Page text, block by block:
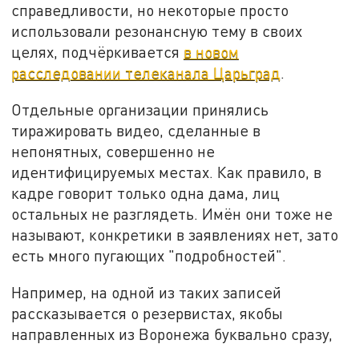
справедливости, но некоторые просто
использовали резонансную тему в своих
целях, подчёркивается в новом
расследовании телеканала Царьград.
Отдельные организации принялись
тиражировать видео, сделанные в
непонятных, совершенно не
идентифицируемых местах. Как правило, в
кадре говорит только одна дама, лиц
остальных не разглядеть. Имён они тоже не
называют, конкретики в заявлениях нет, зато
есть много пугающих "подробностей".
Например, на одной из таких записей
рассказывается о резервистах, якобы
направленных из Воронежа буквально сразу,